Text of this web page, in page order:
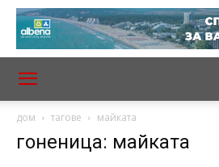
дом тагове майката
гоненица: майката